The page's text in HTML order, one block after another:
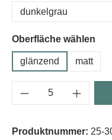
Oberfläche wählen
glänzend matt
Produkt
Produktnummer: 25-